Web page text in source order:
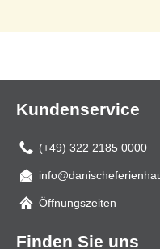
Kundenservice
(+49) 322 2185 0000
Mail
Öffnungszeiten
Finden Sie uns